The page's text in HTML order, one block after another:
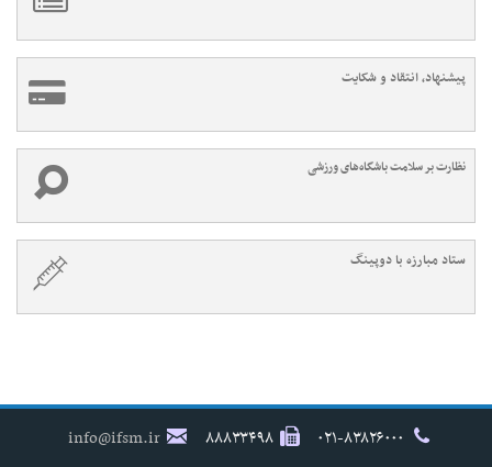
پیشنهاد، انتقاد و شکایت
نظارت بر سلامت باشگاه‌های ورزشی
ستاد مبارزه با دوپینگ
۸۸۸۳۳۴۹۸
info@ifsm.ir